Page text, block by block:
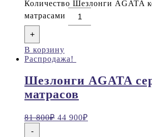
Количество Шезлонги AGATA
матрасами
+
В корзину
Распродажа!
Шезлонги AGATA
матрасов
81 800₽ 44 900₽
-